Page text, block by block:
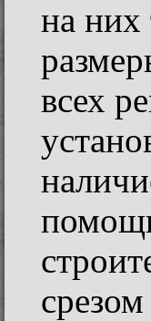
на них
всех